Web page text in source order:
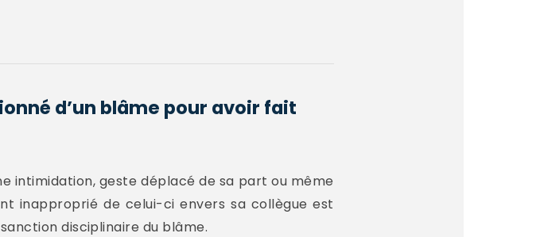
d’un blâme pour avoir fait
intimidation, geste déplacé de sa part ou même
inapproprié de celui-ci envers sa collègue est
disciplinaire du blâme.